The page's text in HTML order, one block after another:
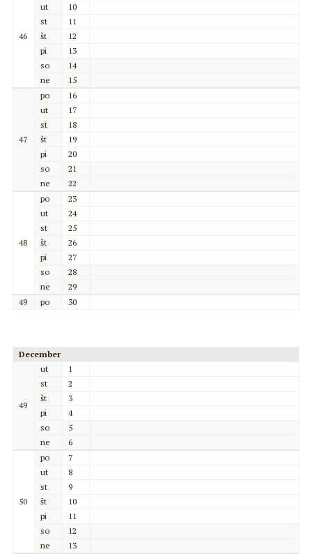
46
ut
10
st
11
št
12
pi
13
so
14
ne
15
47
po
16
ut
17
st
18
št
19
pi
20
so
21
ne
22
48
po
23
ut
24
st
25
št
26
pi
27
so
28
ne
29
49
po 30
December
49
ut
1
st
2
št
3
pi
4
so
5
ne
6
50
po
7
ut
8
st
9
št
10
pi
11
so
12
ne
13